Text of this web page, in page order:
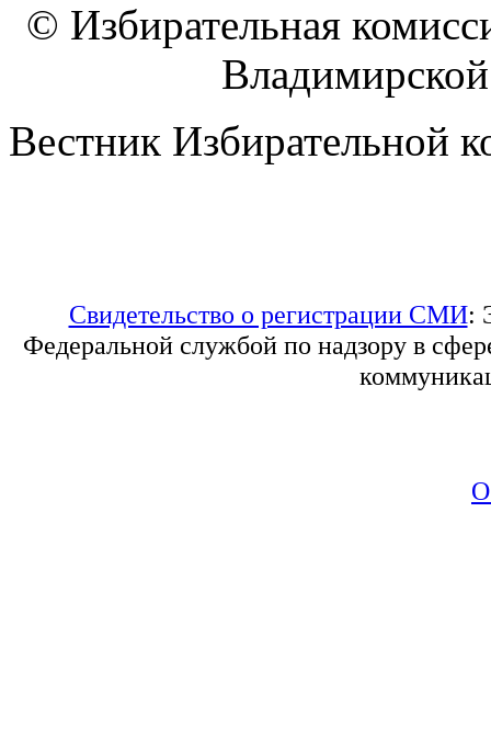
© Избирательная
Вестник Избирательной
Свидетельство о регистрации СМИ:
Федеральной службой по надзору в